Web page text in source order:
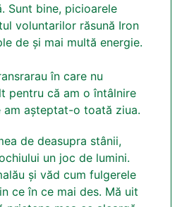
Sunt bine, picioarele
voluntarilor răsună Iron
de și mai multă energie.
în care nu
pentru că am o întâlnire
am așteptat-o toată ziua.
de deasupra stânii,
un joc de lumini.
și văd cum fulgerele
ce în ce mai des. Mă uit